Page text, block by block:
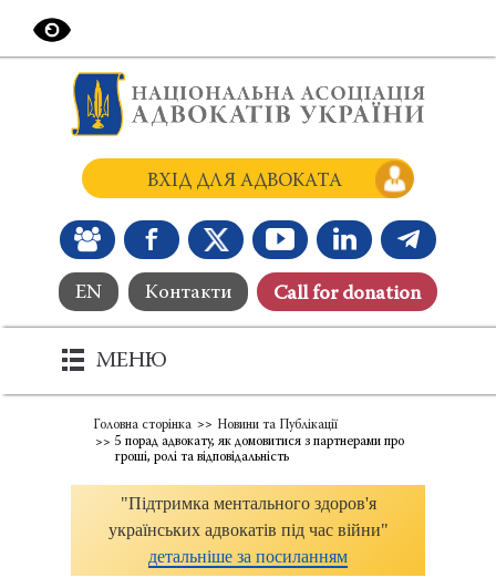
EN Контакти Сall for donation
ВХІД ДЛЯ АДВОКАТА
МЕНЮ
Головна сторінка
Новини та Публікації
5 порад адвокату, як домовитися з партнерами про
гроші, ролі та відповідальність
"Підтримка ментального здоров'я
українських адвокатів під час війни"
детальніше за посиланням